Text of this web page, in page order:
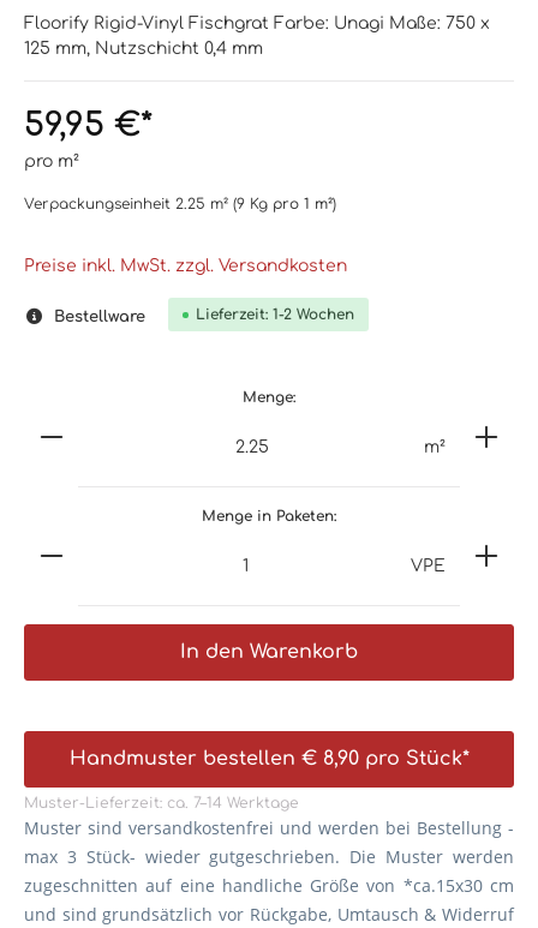
Floorify Rigid-Vinyl Fischgrat Farbe: Unagi Maße: 750 x
125 mm, Nutzschicht 0,4 mm
59,95 €*
pro m²
Verpackungseinheit 2.25 m² (9 Kg pro 1 m²)
Preise inkl. MwSt. zzgl. Versandkosten
Bestellware Lieferzeit: 1-2 Wochen
Menge:
m²
Menge in Paketen:
VPE
In den Warenkorb
Handmuster bestellen € 8,90 pro Stück*
Muster-Lieferzeit: ca. 7–14 Werktage
Muster sind versandkostenfrei und werden bei Bestellung -
max 3 Stück- wieder gutgeschrieben. Die Muster werden
zugeschnitten auf eine handliche Größe von *ca.15x30 cm
und sind grundsätzlich vor Rückgabe, Umtausch & Widerruf